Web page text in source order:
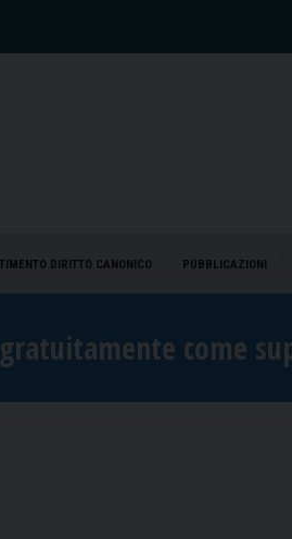
DIRITTO CANONICO PUBBLICAZIONI
come